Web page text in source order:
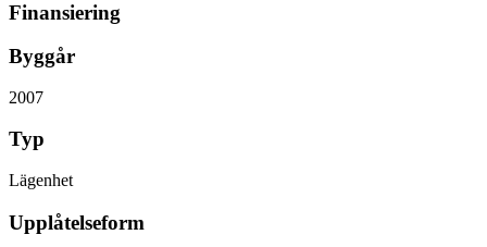
Finansiering
Byggår
2007
Typ
Lägenhet
Upplåtelseform